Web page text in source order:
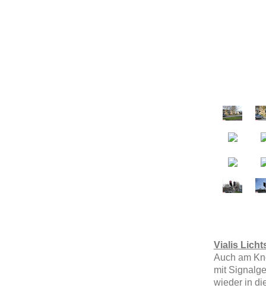
Vialis
Auch am
mit
wieder in